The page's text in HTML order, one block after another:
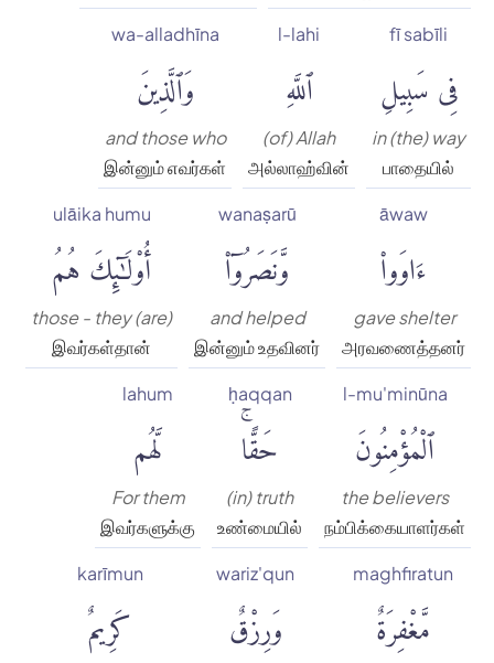
fī sabīli
فِى سَبِيلِ
in (the) way
பாதையில்
l-lahi
ٱللَّهِ
(of) Allah
அல்லாஹ்வின்
wa-alladhīna
وَٱلَّذِينَ
and those who
இன்னும் எவர்கள்
āwaw
ءَاوَوا۟
gave shelter
அரவணைத்தனர்
wanaṣarū
وَّنَصَرُوٓا۟
and helped
இன்னும் உதவினர்
ulāika humu
أُو۟لَٰٓئِكَ هُمُ
those - they (are)
இவர்கள்தான்
l-mu'minūna
ٱلْمُؤْمِنُونَ
the believers
நம்பிக்கையாளர்கள்
ḥaqqan
حَقًّاۚ
(in) truth
உண்மையில்
lahum
لَّهُم
For them
இவர்களுக்கு
maghfiratun
مَّغْفِرَةٌ
wariz'qun
وَرِزْقٌ
karīmun
كَرِيمٌ